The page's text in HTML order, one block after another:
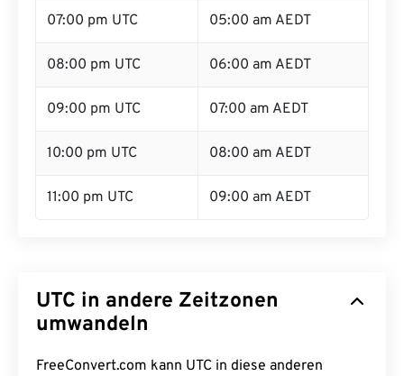
07:00 pm UTC 05:00 am AEDT
08:00 pm UTC 06:00 am AEDT
09:00 pm UTC 07:00 am AEDT
10:00 pm UTC 08:00 am AEDT
11:00 pm UTC 09:00 am AEDT
UTC in andere Zeitzonen
umwandeln
FreeConvert.com kann UTC in diese anderen